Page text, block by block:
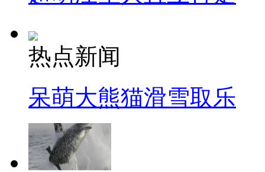
热点新闻
呆萌大熊猫滑雪取乐